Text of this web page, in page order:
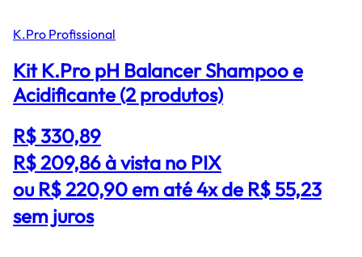
K.Pro Profissional
Kit K.Pro pH Balancer Shampoo e
Acidificante (2 produtos)
R$ 330,89
R$ 209,86à vista no PIX
ou R$ 220,90 em até 4x de R$ 55,23
sem juros